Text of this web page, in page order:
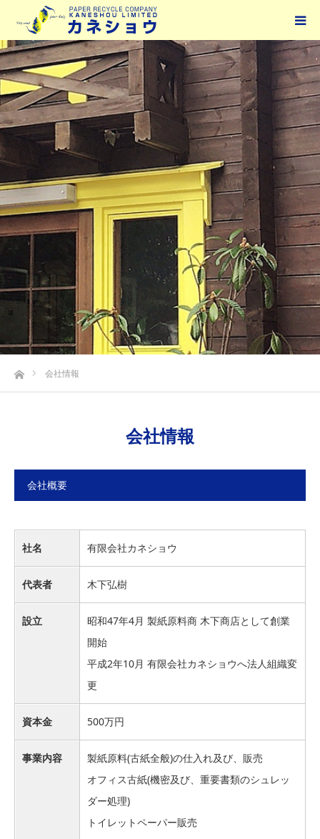
ホーム会社情報
会社情報
会社概要
社名 有限会社カネショウ
代表者 木下弘樹
設立
昭和47年4月 製紙原料商 木下商店として創業
開始
平成2年10月 有限会社カネショウへ法人組織変
更
資本金 500万円
事業内容
製紙原料(古紙全般)の仕入れ及び、販売
オフィス古紙(機密及び、重要書類のシュレッ
ダー処理)
トイレットペーパー販売